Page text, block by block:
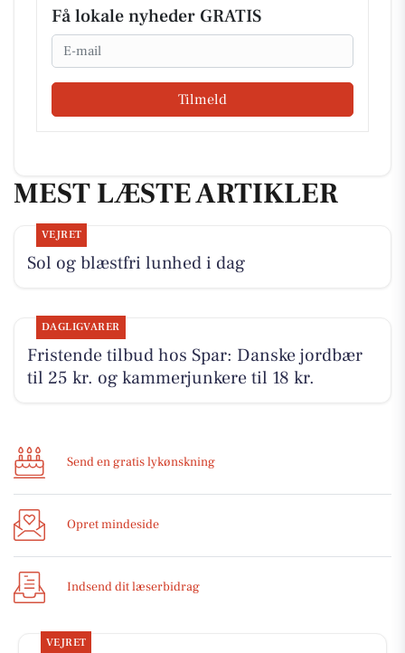
Få lokale nyheder GRATIS
Email
Tilmeld
MEST LÆSTE ARTIKLER
VEJRET
Sol og blæstfri lunhed i dag
DAGLIGVARER
Fristende tilbud hos Spar: Danske jordbær
til 25 kr. og kammerjunkere til 18 kr.
Send en gratis lykønskning
Opret mindeside
Indsend dit læserbidrag
VEJRET